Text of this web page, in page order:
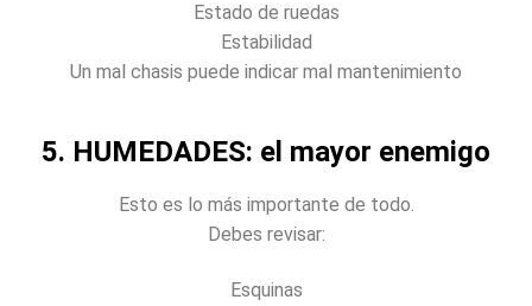
Estado de ruedas
Estabilidad
Un mal chasis puede indicar mal mantenimiento
5. HUMEDADES: el mayor enemigo
Esto es lo más importante de todo.
Debes revisar:
Esquinas